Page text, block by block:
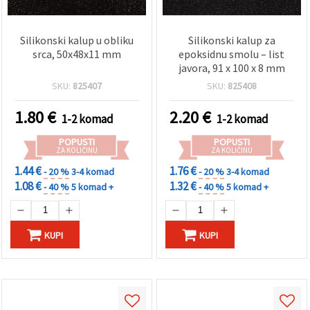
Silikonski kalup u obliku
srca, 50x48x11 mm
SKU: 825407
1.80€ 1-2 komad
POPUSTI
ZA KOLIČINU
1.44 €- 20 %3-4 komad
1.08 €- 40 %5 komad +
KUPI
Silikonski kalup za
epoksidnu smolu – list
javora, 91 x 100 x 8 mm
SKU: 825408
2.20€ 1-2 komad
POPUSTI
ZA KOLIČINU
1.76 €- 20 %3-4 komad
1.32 €- 40 %5 komad +
KUPI